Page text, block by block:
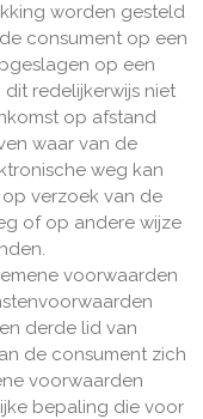
worden gesteld
consument op een
op een
redelijkerwijs niet
op afstand
waar van de
weg kan
verzoek van de
of op andere wijze
voorwaarden
derde lid van
de consument zich
voorwaarden
bepaling die voor